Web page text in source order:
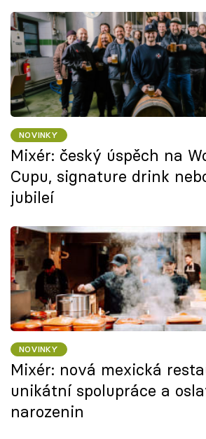
NOVINKY
Mixér: český úspěch na
Cupu, signature drink
jubileí
NOVINKY
Mixér: nová mexická
unikátní spolupráce a
narozenin